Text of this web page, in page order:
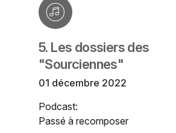
5. Les dossiers des
"Sourciennes"
01 décembre 2022
Podcast:
Passé à recomposer